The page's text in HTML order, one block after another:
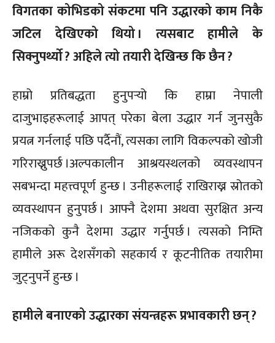
विगतका कोभिडको संकटमा पनि उद्धारको काम निकै
जटिल देखिएको थियो । त्यसबाट हामीले के
सिक्नुपर्थ्यो ? अहिले त्यो तयारी देखिन्छ कि छैन ?
हाम्रो प्रतिबद्धता हुनुपर्‍यो कि हाम्रा नेपाली
दाजुभाइहरूलाई आपत् परेका बेला उद्धार गर्न जुनसुकै
प्रयत्न गर्नलाई पछि पर्दैनौं, त्यसका लागि विकल्पको खोजी
गरिराख्नुपर्छ ।अल्पकालीन आश्रयस्थलको व्यवस्थापन
सबभन्दा महत्त्वपूर्ण हुन्छ । उनीहरूलाई राखिराख्न स्रोतको
व्यवस्थापन हुनुपर्छ । आफ्नै देशमा अथवा सुरक्षित अन्य
नजिकको कुनै देशमा उद्धार गर्नुपर्छ । त्यसको निम्ति
हामीले अरू देशसँगको सहकार्य र कूटनीतिक तयारीमा
जुट्नुपर्ने हुन्छ ।
हामीले बनाएको उद्धारका संयन्त्रहरू प्रभावकारी छन् ?